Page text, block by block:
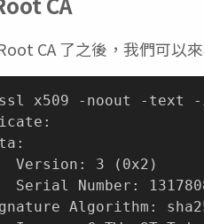
CA 了之後，我們可以
x509 -noout -text -
Version: 3
( 0x2 )
Serial Number:
Algorithm: